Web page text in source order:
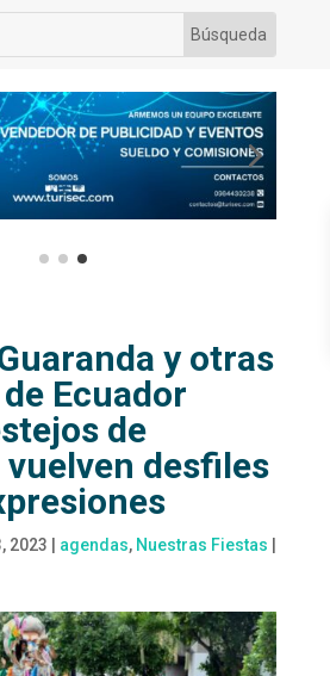
y otras
Ecuador
de
desfiles
2023 agendas, Nuestras Fiestas